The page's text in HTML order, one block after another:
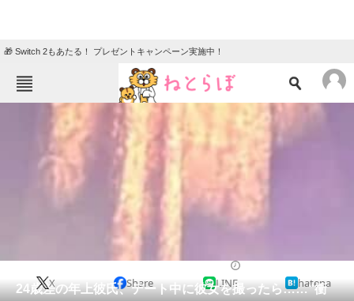
🎁 Switch 2もあたる！ プレゼントキャンペーン実施中！
ねとらぼメニュー
ニュース
会員記事
24歳差の年上彼氏、デート中に彼女を撮ったら……“衝
X Share LINE hatena